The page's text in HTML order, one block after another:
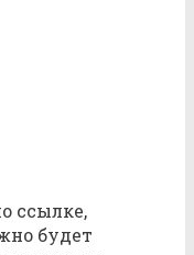
ссылке,
будет